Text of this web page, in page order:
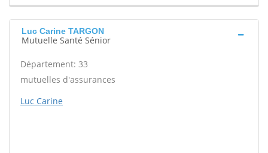
Luc Carine TARGON
Mutuelle Santé Sénior
Département: 33
mutuelles d'assurances
Luc Carine